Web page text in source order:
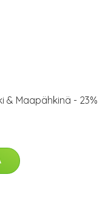
& Maapähkinä - 23%